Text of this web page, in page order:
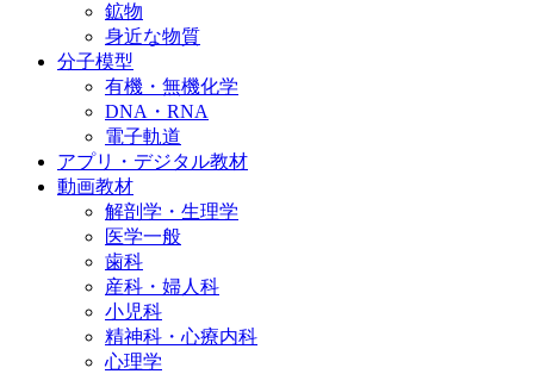
鉱物
身近な物質
分子模型
有機・無機化学
DNA・RNA
電子軌道
アプリ・デジタル教材
動画教材
解剖学・生理学
医学一般
歯科
産科・婦人科
小児科
精神科・心療内科
心理学